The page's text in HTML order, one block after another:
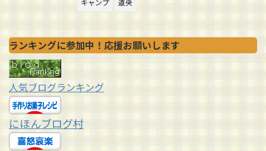
キャンプ 道央
ランキングに参加中！応援お願いします
人気ブログランキング
にほんブログ村